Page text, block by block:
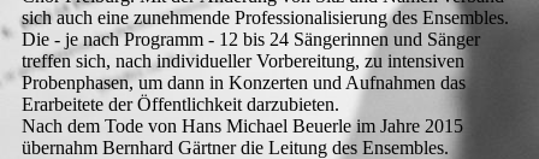
sich auch eine zunehmende Professionalisierung des Ensembles.
Die - je nach Programm - 12 bis 24 Sängerinnen und Sänger
treffen sich, nach individueller Vorbereitung, zu intensiven
Probenphasen, um dann in Konzerten und Aufnahmen das
Erarbeitete der Öffentlichkeit darzubieten.
Nach dem Tode von Hans Michael Beuerle im Jahre 2015
übernahm Bernhard Gärtner die Leitung des Ensembles.